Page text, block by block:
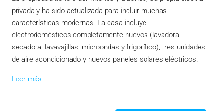
privada y ha sido actualizada para incluir muchas
características modernas. La casa incluye
electrodomésticos completamente nuevos (lavadora,
secadora, lavavajillas, microondas y frigorífico), tres unidades
de aire acondicionado y nuevos paneles solares eléctricos.
Leer más